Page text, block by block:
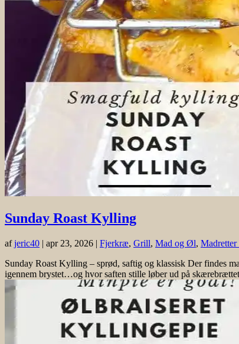
Sunday Roast Kylling
afjeric40 | apr 23, 2026 | Fjerkræ, Grill, Mad og Øl, Madretter
Sunday Roast Kylling – sprød, saftig og klassisk Der findes
igennem brystet…og hvor saften stille løber ud på